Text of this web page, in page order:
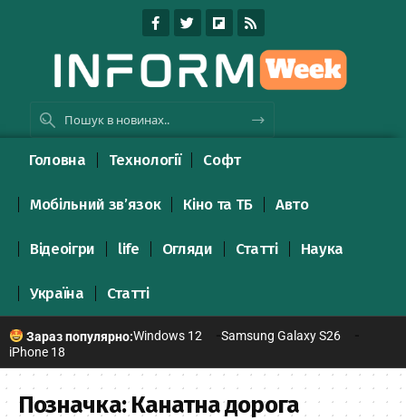
Головна Технології Софт
Мобільний зв’язок Кіно та ТБ Авто
Відеоігри life Огляди Статті Наука
Україна Статті
Зараз популярно:Windows 12
Samsung Galaxy S26
iPhone 18
Позначка:Канатна дорога